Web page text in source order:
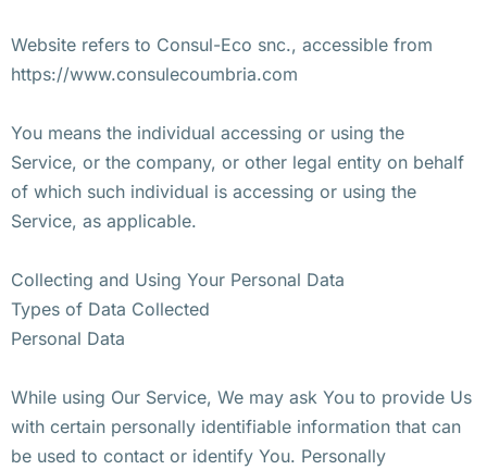
Website refers to Consul-Eco snc., accessible from
https://www.consulecoumbria.com
You means the individual accessing or using the
Service, or the company, or other legal entity on behalf
of which such individual is accessing or using the
Service, as applicable.
Collecting and Using Your Personal Data
Types of Data Collected
Personal Data
While using Our Service, We may ask You to provide Us
with certain personally identifiable information that can
be used to contact or identify You. Personally